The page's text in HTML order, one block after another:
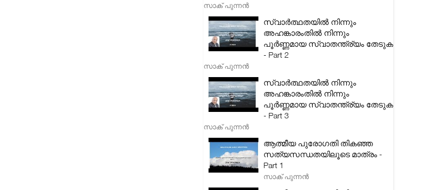
സാക് പുന്നൻ
സ്വാർത്ഥതയിൽ നിന്നും
അഹങ്കാരംതിൽ നിന്നും
പൂർണ്ണമായ സ്വാതന്ത്ര്യം തേടുക
- Part 2
സാക് പുന്നൻ
സ്വാർത്ഥതയിൽ നിന്നും
അഹങ്കാരംതിൽ നിന്നും
പൂർണ്ണമായ സ്വാതന്ത്ര്യം തേടുക
- Part 3
സാക് പുന്നൻ
ആത്മീയ പുരോഗതി തികഞ്ഞ
സത്യസന്ധതയിലൂടെ മാത്രം -
Part 1
സാക് പുന്നൻ